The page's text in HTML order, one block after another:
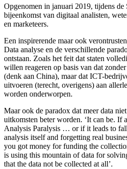
Opgenomen in januari 2019, tijdens de
bijeenkomst van digitaal analisten,
en marketeers.
Een inspirerende maar ook
Data analyse en de verschillende
ontstaan. Zoals het feit dat staten
willen reageren op basis van dat
(denk aan China), maar dat ICT-
uitvoeren (terecht, overigens) aan
worden onderworpen.
Maar ook de paradox dat meer data
uitkomsten beter worden. ‘It can be. If
Analysis Paralysis … or if it leads to
analysis itself and forgetting real
you got money for funding the
is using this mountain of data for
that the data not be collected at all’.